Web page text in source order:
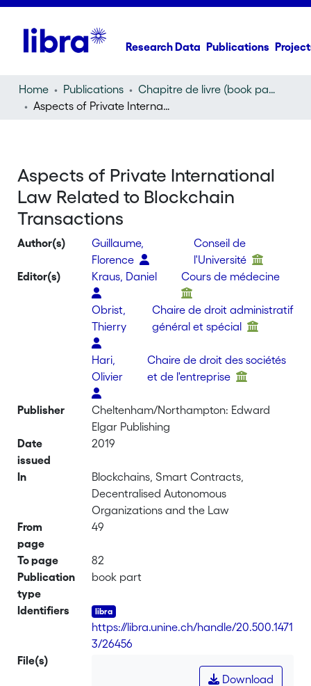
Research Data Publications
Home Publications
Chapitre de livre (book part)
Aspects of Private International Law Related to Blockchain Transactions
Aspects of Private International
Law Related to Blockchain
Transactions
Author(s)
Guillaume,
Florence
Conseil de
l'Université
Editor(s)
Kraus, Daniel Cours de médecine
Obrist,
Thierry
Chaire de droit administratif
général et spécial
Hari,
Olivier
Chaire de droit des sociétés
et de l'entreprise
Publisher
Cheltenham/Northampton: Edward
Elgar Publishing
Date
issued
2019
In
Blockchains, Smart Contracts,
Decentralised Autonomous
Organizations and the Law
From
page
49
To page
82
Publication
type
book part
Identifiers
https://libra.unine.ch/handle/20.500.1471
3/26456
File(s)
Download